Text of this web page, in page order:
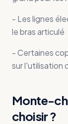
- Les lignes
le bras articulé
- Certaines
sur l'utilisation
Monte-
choisir ?